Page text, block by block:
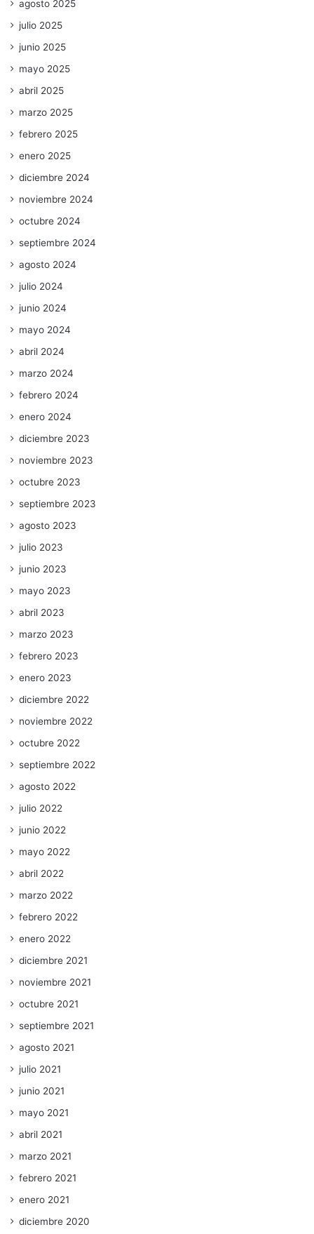
agosto 2025
julio 2025
junio 2025
mayo 2025
abril 2025
marzo 2025
febrero 2025
enero 2025
diciembre 2024
noviembre 2024
octubre 2024
septiembre 2024
agosto 2024
julio 2024
junio 2024
mayo 2024
abril 2024
marzo 2024
febrero 2024
enero 2024
diciembre 2023
noviembre 2023
octubre 2023
septiembre 2023
agosto 2023
julio 2023
junio 2023
mayo 2023
abril 2023
marzo 2023
febrero 2023
enero 2023
diciembre 2022
noviembre 2022
octubre 2022
septiembre 2022
agosto 2022
julio 2022
junio 2022
mayo 2022
abril 2022
marzo 2022
febrero 2022
enero 2022
diciembre 2021
noviembre 2021
octubre 2021
septiembre 2021
agosto 2021
julio 2021
junio 2021
mayo 2021
abril 2021
marzo 2021
febrero 2021
enero 2021
diciembre 2020